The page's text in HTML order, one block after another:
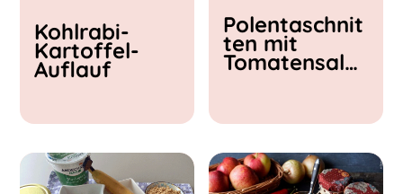
Kohlrabi-
Kartoffel-
Auflauf
Polentaschnit
ten mit
Tomatensalat